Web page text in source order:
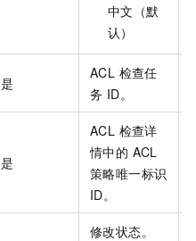
中文（默
认）
是
ACL 检查任
务 ID。
是
ACL 检查详
情中的 ACL
策略唯一标识
ID。
修改状态。